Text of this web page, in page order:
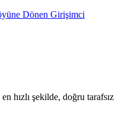
Dönen Girişimci
hızlı şekilde, doğru tarafsız